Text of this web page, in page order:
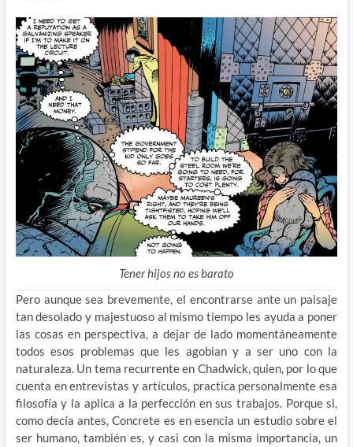
Tener hijos no es barato
Pero aunque sea brevemente, el encontrarse ante un paisaje
tan desolado y majestuoso al mismo tiempo les ayuda a poner
las cosas en perspectiva, a dejar de lado momentáneamente
todos esos problemas que les agobian y a ser uno con la
naturaleza. Un tema recurrente en Chadwick, quien, por lo que
cuenta en entrevistas y artículos, practica personalmente esa
filosofía y la aplica a la perfección en sus trabajos. Porque si,
como decía antes, Concrete es en esencia un estudio sobre el
ser humano, también es, y casi con la misma importancia, un